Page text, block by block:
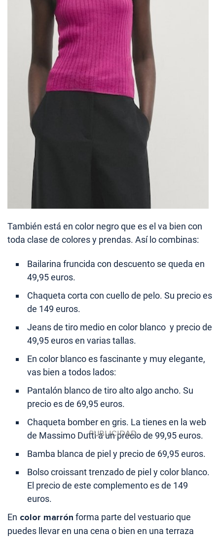
También está en color negro que es el va bien con
toda clase de colores y prendas. Así lo combinas:
Bailarina fruncida con descuento se queda en
49,95 euros.
Chaqueta corta con cuello de pelo. Su precio es
de 149 euros.
Jeans de tiro medio en color blanco y precio de
49,95 euros en varias tallas.
En color blanco es fascinante y muy elegante,
vas bien a todos lados:
Pantalón blanco de tiro alto algo ancho. Su
precio es de 69,95 euros.
Chaqueta bomber en gris. La tienes en la web
de Massimo Dutti a un precio de 99,95 euros.
Bamba blanca de piel y precio de 69,95 euros.
Bolso croissant trenzado de piel y color blanco.
El precio de este complemento es de 149
euros.
En color marrón forma parte del vestuario que
puedes llevar en una cena o bien en una terraza